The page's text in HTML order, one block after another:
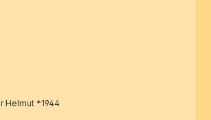
Helmut *1944